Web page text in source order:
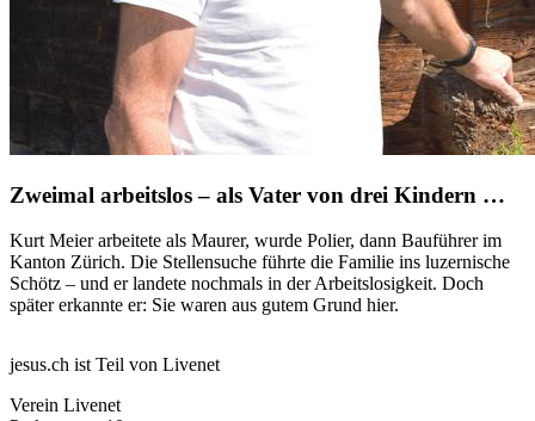
Zweimal arbeitslos – als Vater von drei Kindern …
Kurt Meier arbeitete als Maurer, wurde Polier, dann Bauführer im
Kanton Zürich. Die Stellensuche führte die Familie ins luzernische
Schötz – und er landete nochmals in der Arbeitslosigkeit. Doch
später erkannte er: Sie waren aus gutem Grund hier.
jesus.ch ist Teil von Livenet
Verein Livenet